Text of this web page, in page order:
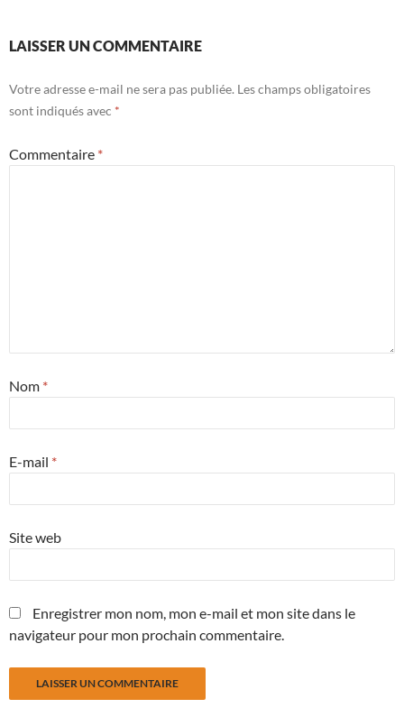
LAISSER UN COMMENTAIRE
Votre adresse e-mail ne sera pas publiée. Les champs obligatoires
sont indiqués avec *
Commentaire *
Nom *
E-mail *
Site web
Enregistrer mon nom, mon e-mail et mon site dans le
navigateur pour mon prochain commentaire.